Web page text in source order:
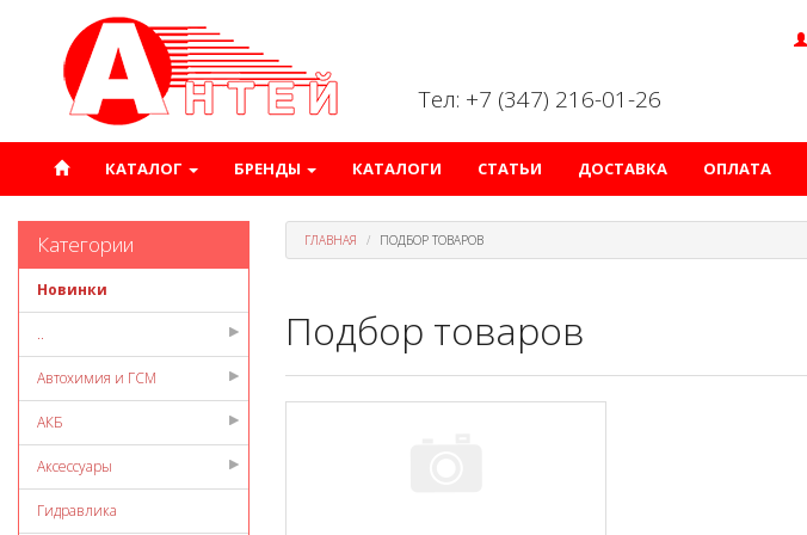
Тел: +7 (347) 216-01-26
КАТАЛОГ БРЕНДЫ КАТАЛОГИ СТАТЬИ ДОСТАВКА ОПЛАТА
Категории
Новинки
..
Автохимия и ГСМ
АКБ
Аксессуары
Гидравлика
ГЛАВНАЯ ПОДБОР ТОВАРОВ
Подбор товаров